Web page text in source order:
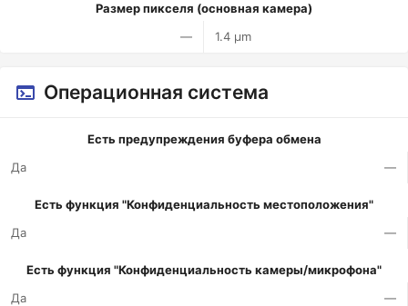
Размер пикселя (основная камера)
—
1.4 µm
Операционная система
Есть предупреждения буфера обмена
Да
—
Есть функция "Конфиденциальность местоположения"
Да
—
Есть функция "Конфиденциальность камеры/микрофона"
Да
—